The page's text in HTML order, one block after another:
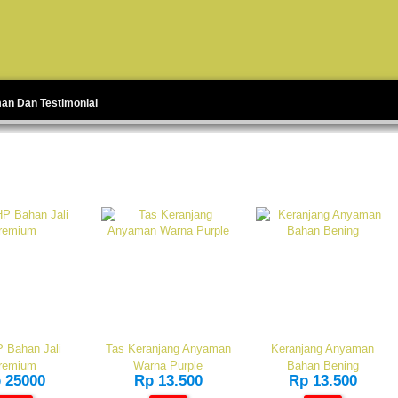
Dan Testimonial
Bahan Jali
25000
Tas Keranjang Anyaman
Warna Purple
Rp 13.500
Keranjang Anyaman
Bahan Bening
Rp 13.500